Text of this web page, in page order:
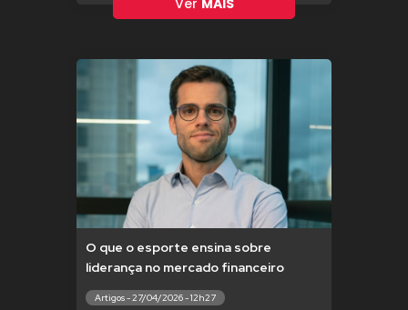
Ver MAIS
O que o esporte ensina sobre
liderança no mercado financeiro
Artigos - 27/04/2026 - 12h27